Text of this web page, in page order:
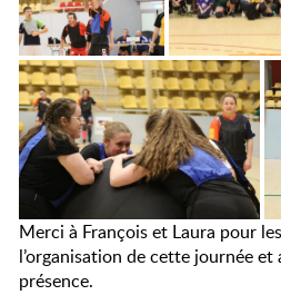
Merci à François et Laura pour
l’organisation de cette journée
présence.